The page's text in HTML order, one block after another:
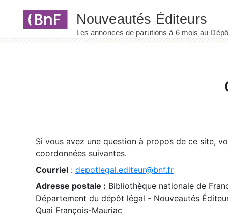
Si vous avez une question à propos de ce site,
coordonnées suivantes.
Courriel : depotlegal.editeur@bnf.fr
Adresse postale : Bibliothèque nationale de
Département du dépôt légal - Nouveautés
Quai François-Mauriac